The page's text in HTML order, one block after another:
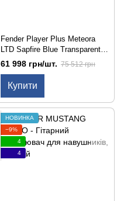
Fender Player Plus Meteora
LTD Sapfire Blue Transparent -
Електрогітара
61 998 грн/шт. 75 512 грн
Купити
НОВИНКА
−9%
4
4